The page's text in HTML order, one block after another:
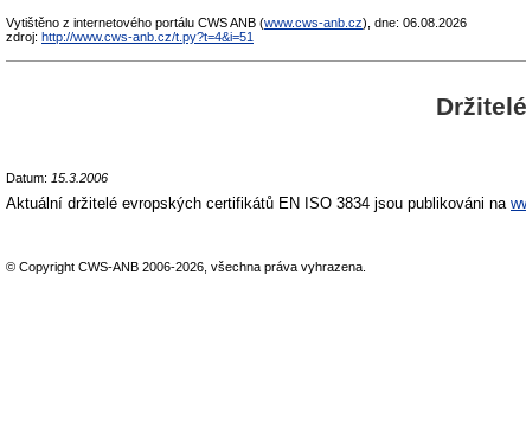
Vytištěno z internetového portálu CWS ANB (www.cws-anb.cz), dne: 06.08.2026
zdroj: http://www.cws-anb.cz/t.py?t=4&i=51
Datum: 15.3.2006
Aktuální držitelé evropských certifikátů EN ISO 3834 jsou publikováni na
© Copyright CWS-ANB 2006-2026, všechna práva vyhrazena.